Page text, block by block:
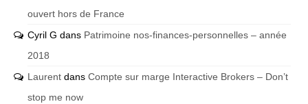
ouvert hors de France
Cyril G dans Patrimoine nos-finances-personnelles – année
2018
Laurent dans Compte sur marge Interactive Brokers – Don’t
stop me now